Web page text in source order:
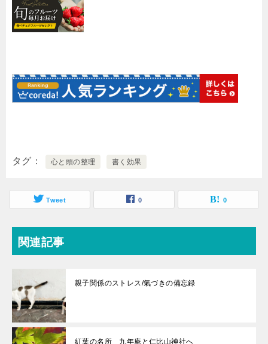
タグ 心と頭の整理 書く効果
Tweet 0 0
関連記事
親子関係のストレス/氣づきの備忘録
紅葉の名所 九年庵と仁比山神社へ